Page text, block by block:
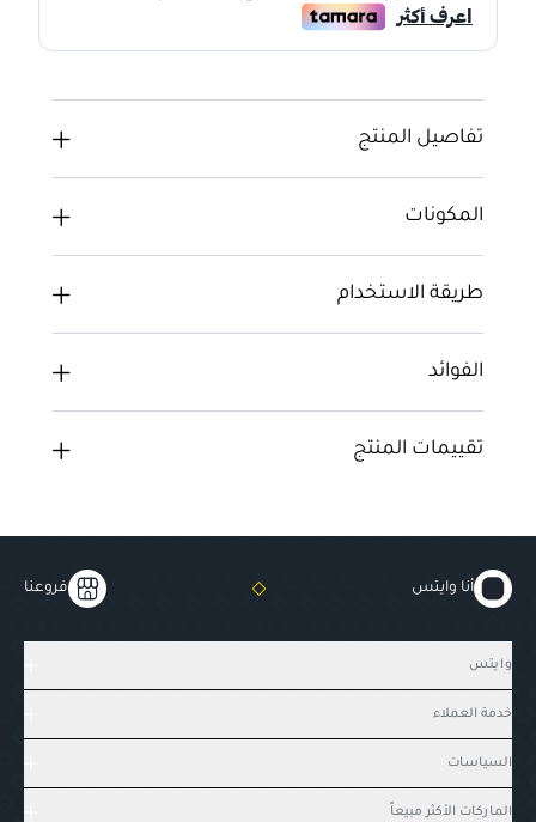
تفاصيل المنتج
المكونات
طريقة الاستخدام
الفوائد
تقييمات المنتج
أنا وايتس فروعنا
وايتس
خدمة العملاء
السياسات
الماركات الأكثر مبيعاً